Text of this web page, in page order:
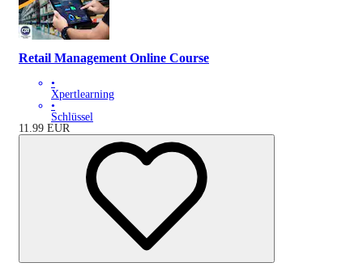
Retail Management Online Course
•
Xpertlearning
•
Schlüssel
11.99 EUR